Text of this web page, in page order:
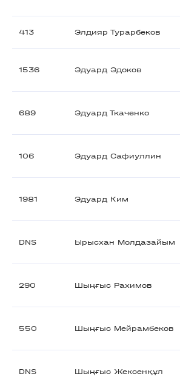
413 Элдияр Турарбеков
1536 Эдуард Эдоков
689 Эдуард Ткаченко
106 Эдуард Сафиуллин
1981 Эдуард Ким
DNS Ырысхан Молдазайым
290 Шыңғыс Рахимов
550 Шыңғыс Мейрамбеков
DNS Шыңғыс Жексенқұл